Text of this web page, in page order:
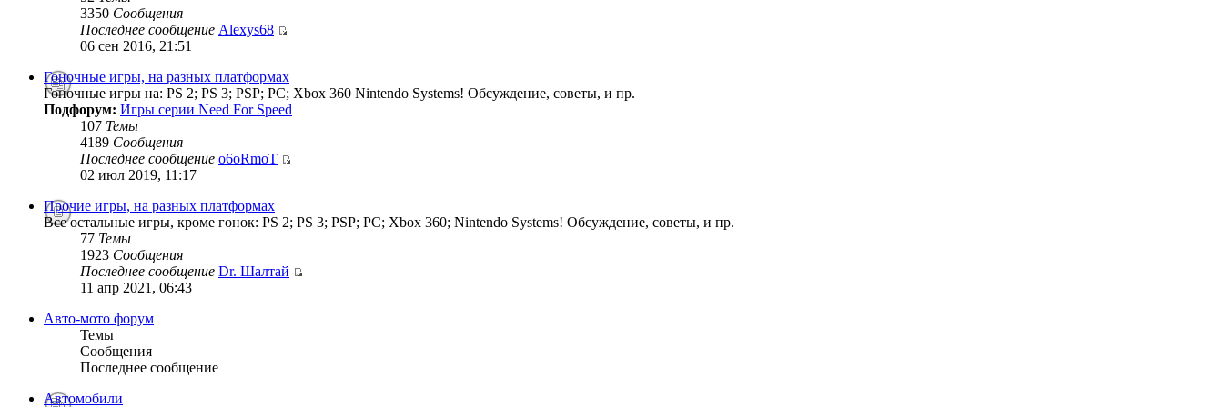
3350 Сообщения
Последнее сообщение Alexys68
06 сен 2016, 21:51
Гоночные игры, на разных платформах
Гоночные игры на: PS 2; PS 3; PSP; PC; Xbox 360 Nintendo Systems! Обсуждение, советы, и пр.
Подфорум: Игры серии Need For Speed
107 Темы
4189 Сообщения
Последнее сообщение o6oRmoT
02 июл 2019, 11:17
Прочие игры, на разных платформах
Все остальные игры, кроме гонок: PS 2; PS 3; PSP; PC; Xbox 360; Nintendo Systems! Обсуждение, советы, и пр.
77 Темы
1923 Сообщения
Последнее сообщение Dr. Шалтай
11 апр 2021, 06:43
Авто-мото форум
Темы
Сообщения
Последнее сообщение
Автомобили